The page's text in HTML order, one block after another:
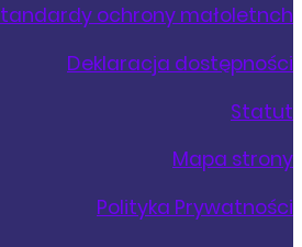
ochrony małoletnch
Deklaracja dostępności
Statut
Mapa strony
Polityka Prywatności